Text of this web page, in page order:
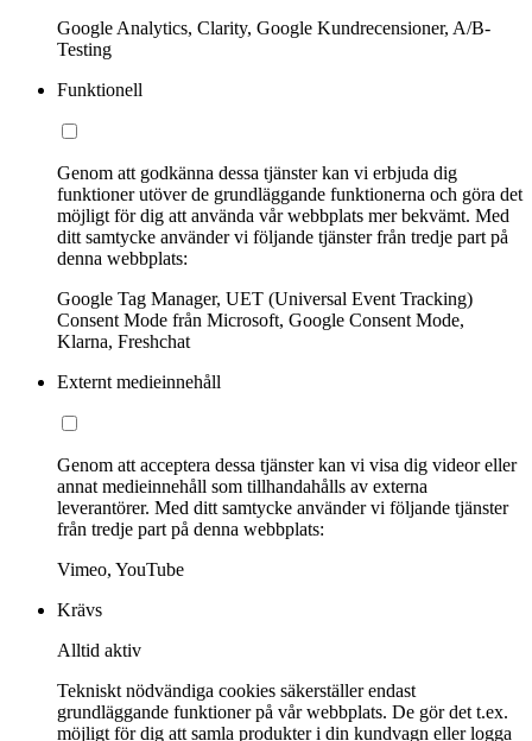
Google Analytics, Clarity, Google Kundrecensioner, A/B-
Testing
Funktionell
Genom att godkänna dessa tjänster kan vi erbjuda dig
funktioner utöver de grundläggande funktionerna och göra det
möjligt för dig att använda vår webbplats mer bekvämt. Med
ditt samtycke använder vi följande tjänster från tredje part på
denna webbplats:
Google Tag Manager, UET (Universal Event Tracking)
Consent Mode från Microsoft, Google Consent Mode,
Klarna, Freshchat
Externt medieinnehåll
Genom att acceptera dessa tjänster kan vi visa dig videor eller
annat medieinnehåll som tillhandahålls av externa
leverantörer. Med ditt samtycke använder vi följande tjänster
från tredje part på denna webbplats:
Vimeo, YouTube
Krävs
Alltid aktiv
Tekniskt nödvändiga cookies säkerställer endast
grundläggande funktioner på vår webbplats. De gör det t.ex.
möjligt för dig att samla produkter i din kundvagn eller logga